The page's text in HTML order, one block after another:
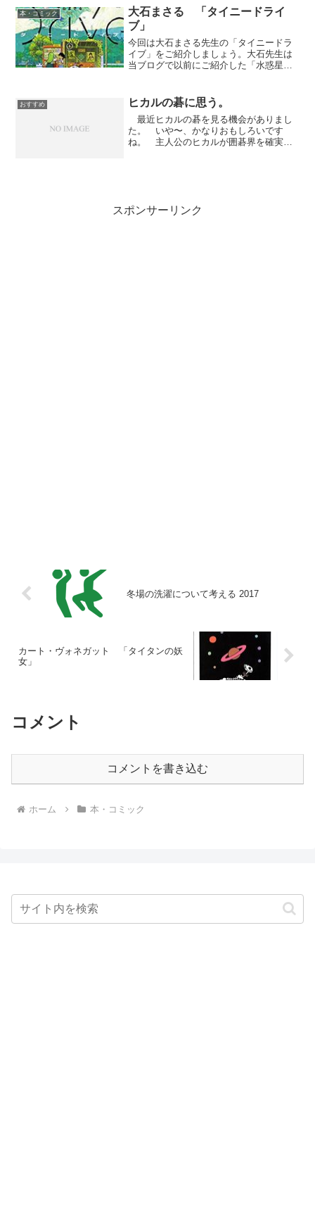
し星の数ほどありますので...
本・コミック
大石まさる 「タイニードライ
ブ」
今回は大石まさる先生の「タイニードラ
イブ」をご紹介しましょう。大石先生は
当ブログで以前にご紹介した「水惑星年
はなく、「おいでませり」や「ライプニ
ッツ」など、その後も大石...
おすすめ ヒカルの碁に思う。
最近ヒカルの碁を見る機会がありまし
た。 いや〜、かなりおもしろいです
ね。 主人公のヒカルが囲碁界を確実に
スポンサーリンク
冬場の洗濯について考える 2017
カート・ヴォネガット 「タイタンの妖
女」
コメント
コメントを書き込む
ホーム 本・コミック